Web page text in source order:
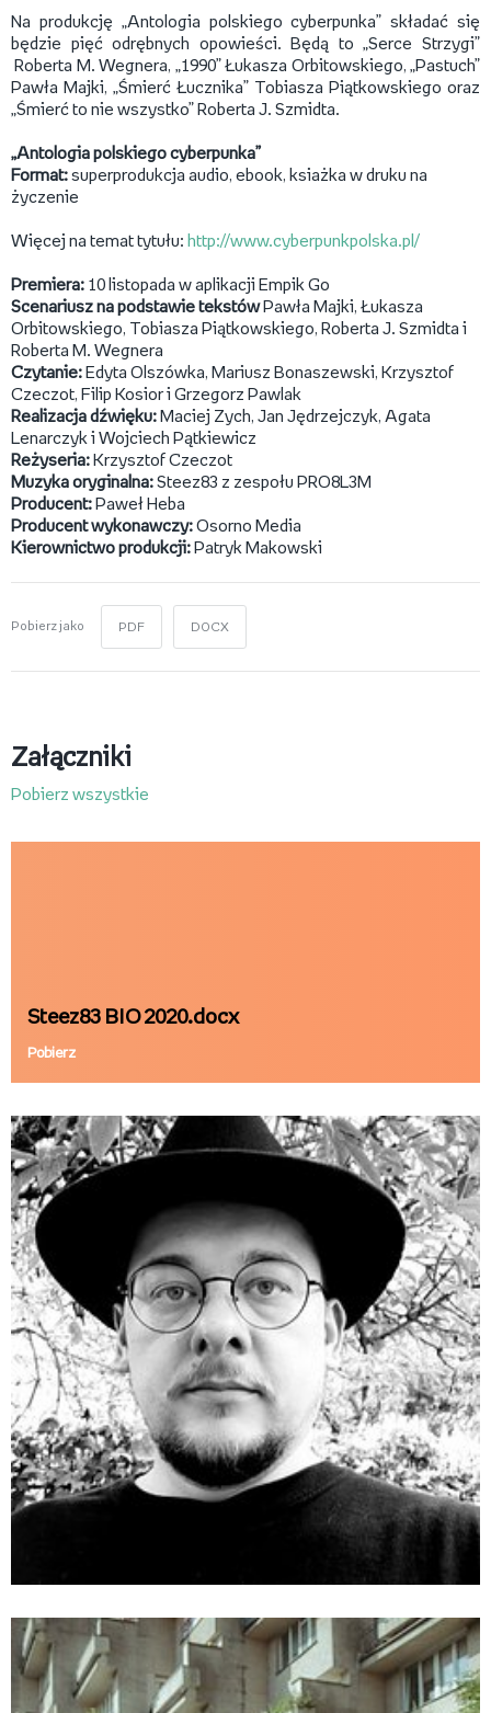
Na produkcję „Antologia polskiego cyberpunka” składać się
będzie pięć odrębnych opowieści. Będą to „Serce Strzygi”
Roberta M. Wegnera, „1990” Łukasza Orbitowskiego, „Pastuch”
Pawła Majki, „Śmierć Łucznika” Tobiasza Piątkowskiego oraz
„Śmierć to nie wszystko” Roberta J. Szmidta.
„Antologia polskiego cyberpunka”
Format: superprodukcja audio, ebook, ksiażka w druku na
życzenie
Więcej na temat tytułu: http://www.cyberpunkpolska.pl/
Premiera: 10 listopada w aplikacji Empik Go
Scenariusz na podstawie tekstówPawła Majki, Łukasza
Orbitowskiego, Tobiasza Piątkowskiego, Roberta J. Szmidta i
Roberta M. Wegnera
Czytanie: Edyta Olszówka, Mariusz Bonaszewski, Krzysztof
Czeczot, Filip Kosior i Grzegorz Pawlak
Realizacja dźwięku: Maciej Zych, Jan Jędrzejczyk, Agata
Lenarczyk i Wojciech Pątkiewicz
Reżyseria: Krzysztof Czeczot
Muzyka oryginalna: Steez83 z zespołu PRO8L3M
Producent: Paweł Heba
Producent wykonawczy: Osorno Media
Kierownictwo produkcji: Patryk Makowski
Pobierz jako PDF DOCX
Załączniki
Pobierz wszystkie
Steez83 BIO 2020.docx
Pobierz
Pobierz